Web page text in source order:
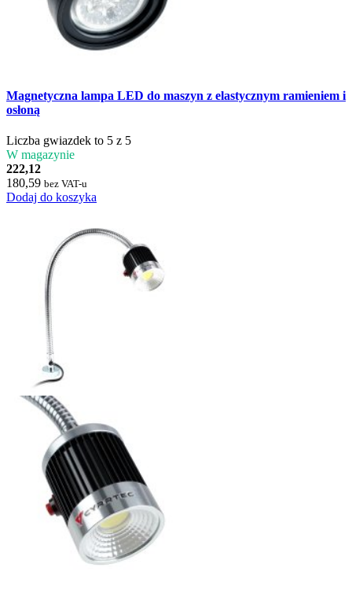
Magnetyczna lampa LED do maszyn z elastycznym ramieniem i
osłoną
Liczba gwiazdek to 5 z 5
W magazynie
222,12
180,59 bez VAT-u
Dodaj do koszyka